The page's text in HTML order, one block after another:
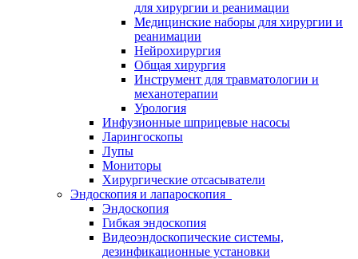
для хирургии и реанимации
Медицинские наборы для хирургии и
реанимации
Нейрохирургия
Общая хирургия
Инструмент для травматологии и
механотерапии
Урология
Инфузионные шприцевые насосы
Ларингоскопы
Лупы
Мониторы
Хирургические отсасыватели
Эндоскопия и лапароскопия
Эндоскопия
Гибкая эндоскопия
Видеоэндоскопические системы,
дезинфикационные установки